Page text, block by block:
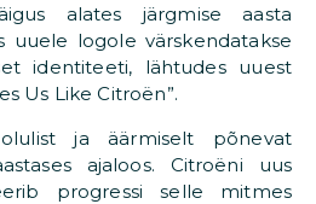
alates järgmise aasta
uuele logole värskendatakse
identiteeti, lähtudes uuest
Us Like Citroën”.
ja äärmiselt põnevat
ajaloos. Citroëni uus
progressi selle mitmes